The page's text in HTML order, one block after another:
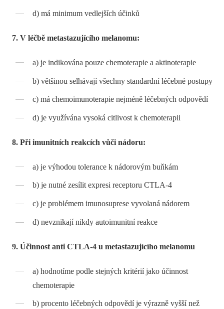
d) má minimum vedlejších účinků
7. V léčbě metastazujícího melanomu:
a) je indikována pouze chemoterapie a aktinoterapie
b) většinou selhávají všechny standardní léčebné postupy
c) má chemoimunoterapie nejméně léčebných odpovědí
d) je využívána vysoká citlivost k chemoterapii
8. Při imunitních reakcích vůči nádoru:
a) je výhodou tolerance k nádorovým buňkám
b) je nutné zesílit expresi receptoru CTLA-4
c) je problémem imunosuprese vyvolaná nádorem
d) nevznikají nikdy autoimunitní reakce
9. Účinnost anti CTLA-4 u metastazujícího melanomu
a) hodnotíme podle stejných kritérií jako účinnost
chemoterapie
b) procento léčebných odpovědí je výrazně vyšší než